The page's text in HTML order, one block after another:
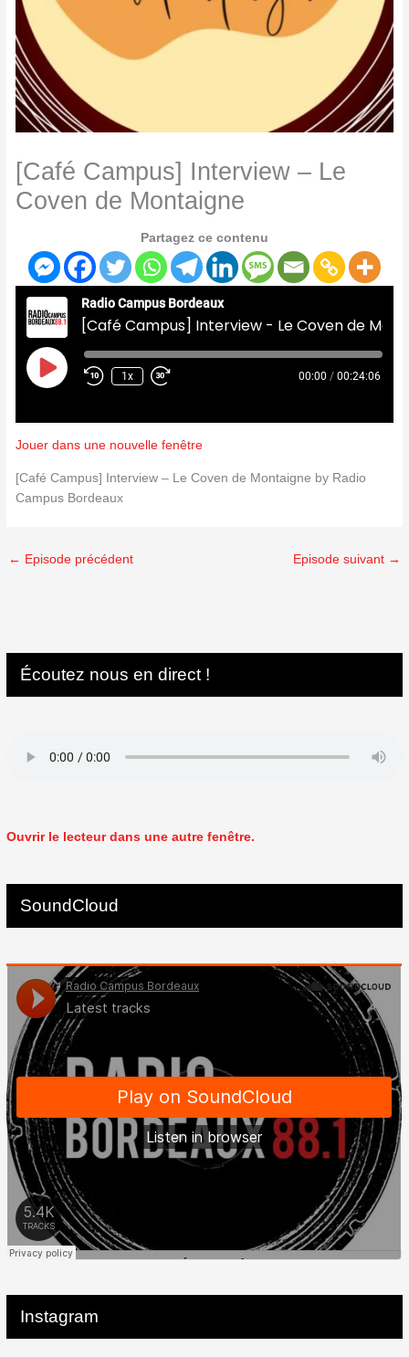
[Café Campus] Interview – Le
Coven de Montaigne
Partagez ce contenu
Radio Campus Bordeaux
Play
Episode
1x 00:00 / 00:24:06
Jouer dans une nouvelle fenêtre
[Café Campus] Interview – Le Coven de Montaigne by Radio
Campus Bordeaux
← Episode précédent Episode suivant →
Écoutez nous en direct !
Ouvrir le lecteur dans une autre fenêtre.
SoundCloud
Instagram